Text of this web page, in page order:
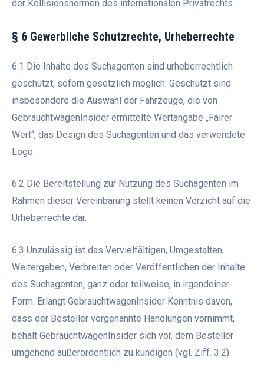
der Kollisionsnormen des internationalen Privatrechts.
§ 6 Gewerbliche Schutzrechte, Urheberrechte
6.1 Die Inhalte des Suchagenten sind urheberrechtlich
geschützt, sofern gesetzlich möglich. Geschützt sind
insbesondere die Auswahl der Fahrzeuge, die von
GebrauchtwagenInsider ermittelte Wertangabe „Fairer
Wert“, das Design des Suchagenten und das verwendete
Logo.
6.2 Die Bereitstellung zur Nutzung des Suchagenten im
Rahmen dieser Vereinbarung stellt keinen Verzicht auf die
Urheberrechte dar.
6.3 Unzulässig ist das Vervielfältigen, Umgestalten,
Weitergeben, Verbreiten oder Veröffentlichen der Inhalte
des Suchagenten, ganz oder teilweise, in irgendeiner
Form. Erlangt GebrauchtwagenInsider Kenntnis davon,
dass der Besteller vorgenannte Handlungen vornimmt,
behält GebrauchtwagenInsider sich vor, dem Besteller
umgehend außerordentlich zu kündigen (vgl. Ziff. 3.2).